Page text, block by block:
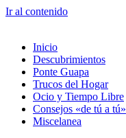
Ir al contenido
Inicio
Descubrimientos
Ponte Guapa
Trucos del Hogar
Ocio y Tiempo Libre
Consejos «de tú a tú»
Miscelanea